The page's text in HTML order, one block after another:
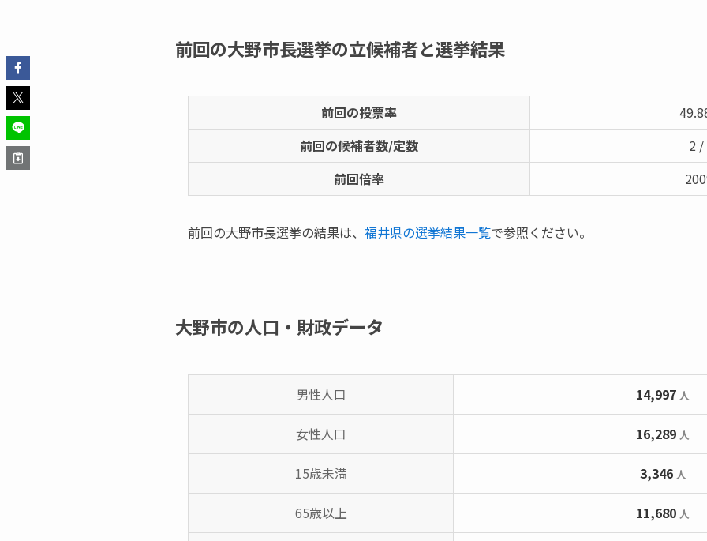
前回の大野市長選挙の立候補者と選挙結果
前回の投票率
前回の候補者数/定数
2 /
前回倍率
前回の大野市長選挙の結果は、 福井県の選挙結果一覧で参照ください。
大野市の人口・財政データ
男性人口 14,997 人
女性人口 16,289 人
15歳未満 3,346 人
65歳以上 11,680 人